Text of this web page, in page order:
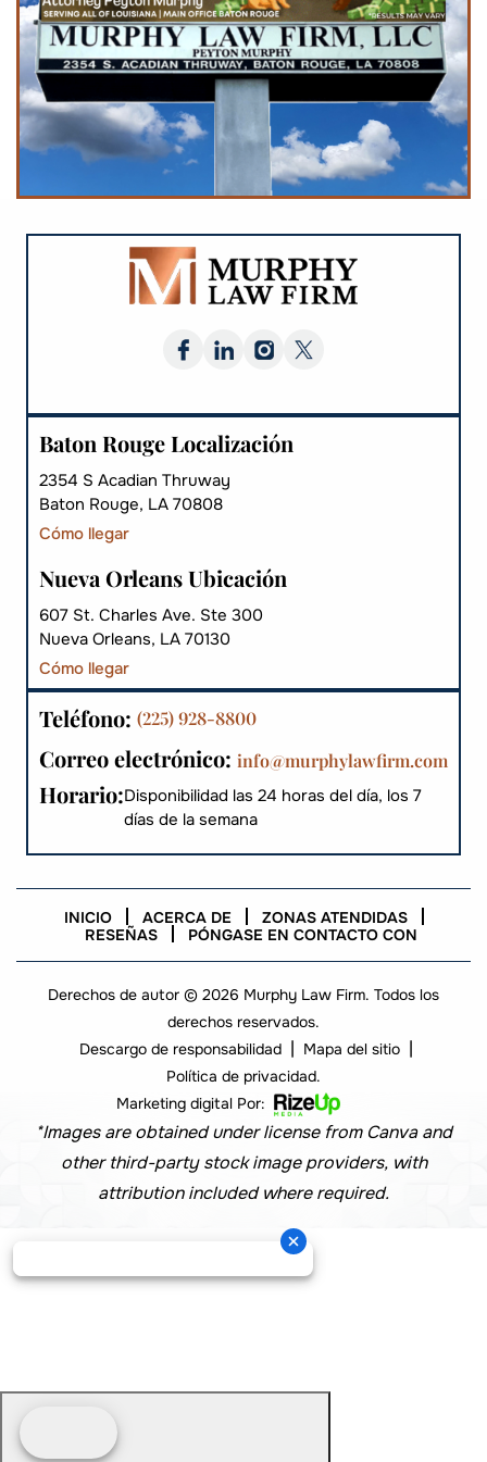
Baton Rouge Localización
2354 S Acadian Thruway
Baton Rouge, LA 70808
Cómo llegar
Nueva Orleans Ubicación
607 St. Charles Ave. Ste 300
Nueva Orleans, LA 70130
Cómo llegar
Teléfono: (225) 928-8800
Correo electrónico: info@murphylawfirm.com
Horario:Disponibilidad las 24 horas del día, los 7
días de la semana
INICIO ACERCA DE
ZONAS ATENDIDAS
RESEÑAS
PÓNGASE EN CONTACTO CON
Derechos de autor © 2026 Murphy Law Firm. Todos los
derechos reservados.
Descargo de responsabilidad | Mapa del sitio |
Política de privacidad.
Marketing digital Por:
*Images are obtained under license from Canva and
other third-party stock image providers, with
attribution included where required.